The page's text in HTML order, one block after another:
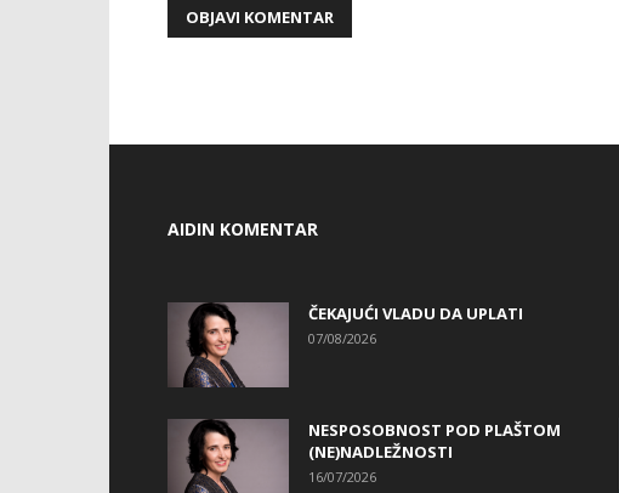
AIDIN KOMENTAR
ČEKAJUĆI VLADU DA UPLATI
07/08/2026
NESPOSOBNOST POD PLAŠTOM
(NE)NADLEŽNOSTI
16/07/2026